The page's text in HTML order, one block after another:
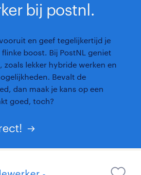
bij postnl.
en geef tegelijkertijd je
boost. Bij PostNL geniet
zoals lekker hybride werken en
Bevalt de
dan maak je kans op een
goed, toch?